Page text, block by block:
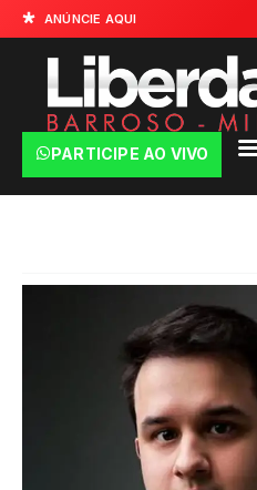
ANÚNCIE AQUI
PARTICIPE AO VIVO